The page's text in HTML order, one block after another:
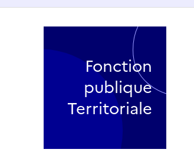
Fonction
publique
Territoriale